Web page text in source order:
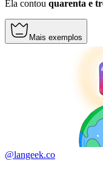
Ela contou quarenta e
Mais exemplos
@langeek.co